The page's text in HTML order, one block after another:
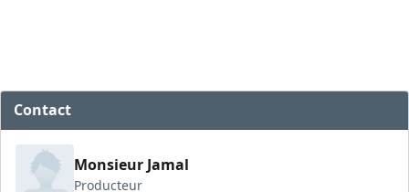
Contact
Monsieur Jamal
Producteur